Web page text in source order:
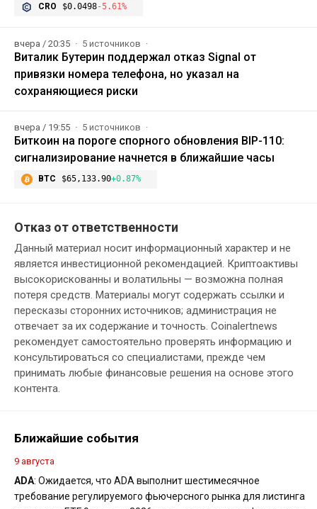
CRO $0.0498-5.61%
вчера / 20:35 5 источников
Виталик Бутерин поддержал отказ Signal от
привязки номера телефона, но указал на
сохраняющиеся риски
вчера / 19:55 5 источников
Биткоин на пороге спорного обновления BIP-110:
сигнализирование начнется в ближайшие часы
BTC $65,133.90+0.87%
Отказ от ответственности
Данный материал носит информационный характер и не
является инвестиционной рекомендацией. Криптоактивы
высокорискованны и волатильны — возможна полная
потеря средств. Материалы могут содержать ссылки и
пересказы сторонних источников; администрация не
отвечает за их содержание и точность. Coinalertnews
рекомендует самостоятельно проверять информацию и
консультироваться со специалистами, прежде чем
принимать любые финансовые решения на основе этого
контента.
Ближайшие события
9 августа
ADA: Ожидается, что ADA выполнит шестимесячное
требование регулируемого фьючерсного рынка для листинга